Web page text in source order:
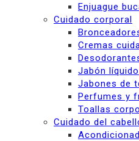
Enjuague
Cuidado corporal
Cremas
Jabón líquido
Jabones de
Perfumes y
Toallas
Cuidado del